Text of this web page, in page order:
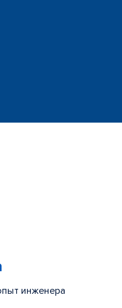
инженера